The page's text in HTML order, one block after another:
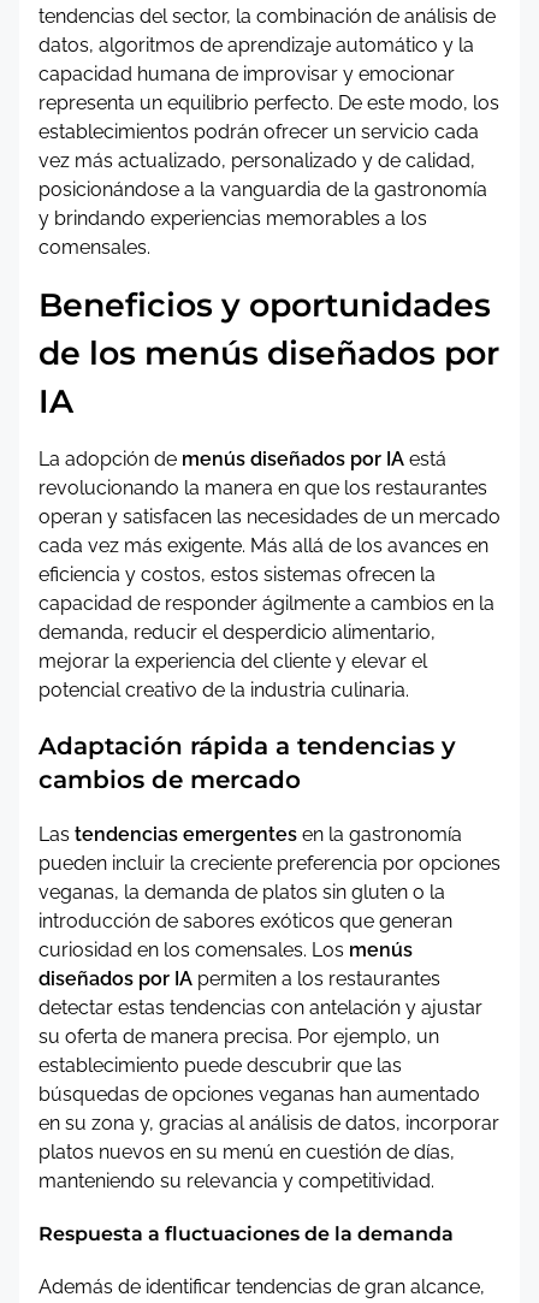
tendencias del sector, la combinación de análisis de
datos, algoritmos de aprendizaje automático y la
capacidad humana de improvisar y emocionar
representa un equilibrio perfecto. De este modo, los
establecimientos podrán ofrecer un servicio cada
vez más actualizado, personalizado y de calidad,
posicionándose a la vanguardia de la gastronomía
y brindando experiencias memorables a los
comensales.
Beneficios y oportunidades
de los menús diseñados por
IA
La adopción de menús diseñados por IA está
revolucionando la manera en que los restaurantes
operan y satisfacen las necesidades de un mercado
cada vez más exigente. Más allá de los avances en
eficiencia y costos, estos sistemas ofrecen la
capacidad de responder ágilmente a cambios en la
demanda, reducir el desperdicio alimentario,
mejorar la experiencia del cliente y elevar el
potencial creativo de la industria culinaria.
Adaptación rápida a tendencias y
cambios de mercado
Las tendencias emergentes en la gastronomía
pueden incluir la creciente preferencia por opciones
veganas, la demanda de platos sin gluten o la
introducción de sabores exóticos que generan
curiosidad en los comensales. Los menús
diseñados por IA permiten a los restaurantes
detectar estas tendencias con antelación y ajustar
su oferta de manera precisa. Por ejemplo, un
establecimiento puede descubrir que las
búsquedas de opciones veganas han aumentado
en su zona y, gracias al análisis de datos, incorporar
platos nuevos en su menú en cuestión de días,
manteniendo su relevancia y competitividad.
Respuesta a fluctuaciones de la demanda
Además de identificar tendencias de gran alcance,